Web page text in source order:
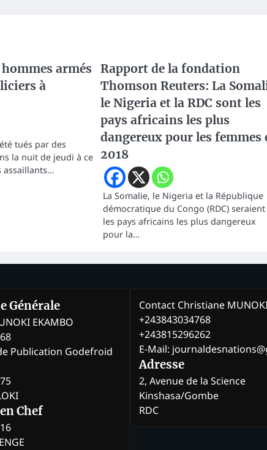
armés
à
tués par des
la nuit de jeudi à ce
assaillants…
Rapport de la fondation
Thomson Reuters: La
le Nigeria et la RDC sont les
pays africains les plus
dangereux pour les femmes
2018
La Somalie, le Nigeria et la République
démocratique du Congo (RDC) seraient
les pays africains les plus dangereux
pour la…
Générale
EKAMBO
Publication Godefroid
Chef
Contact Christiane
+243843034768
+243815296262
E-Mail:
Adresse
2, Avenue de la Science
Kinshasa/Gombe
RDC